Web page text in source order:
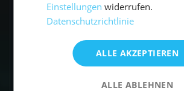
praktischen Travel-Tipps.
Einstellungen widerrufen.
Datenschutzrichtlinie
ALLE AKZEPTIEREN
ALLE ABLEHNEN